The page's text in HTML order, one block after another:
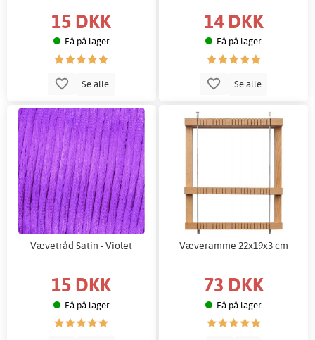
15 DKK
Få på lager
Se alle
14 DKK
Få på lager
Se alle
Vævetråd Satin - Violet
15 DKK
Få på lager
Væveramme 22x19x3 cm
73 DKK
Få på lager